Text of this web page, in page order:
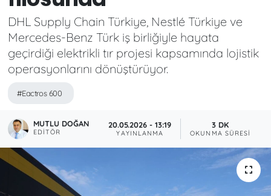
DHL Supply Chain Türkiye, Nestlé Türkiye ve
Mercedes-Benz Türk iş birliğiyle hayata
geçirdiği elektrikli tır projesi kapsamında lojistik
operasyonlarını dönüştürüyor.
#Eactros 600
MUTLU DOĞAN
EDITÖR
20.05.2026 - 13:19
YAYINLANMA
3 DK
OKUNMA SÜRESI
YEŞİL LOJİSTİK
EĞİTİM
Son Dakika Haberleri
Haber Arşivi